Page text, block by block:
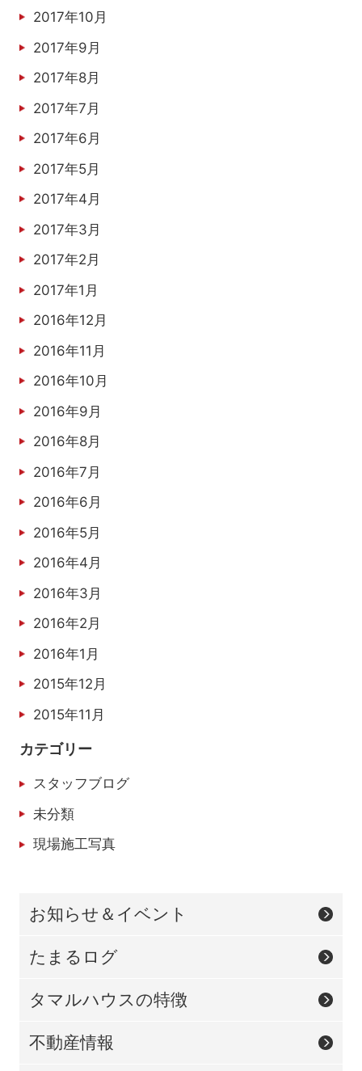
2017年10月
2017年9月
2017年8月
2017年7月
2017年6月
2017年5月
2017年4月
2017年3月
2017年2月
2017年1月
2016年12月
2016年11月
2016年10月
2016年9月
2016年8月
2016年7月
2016年6月
2016年5月
2016年4月
2016年3月
2016年2月
2016年1月
2015年12月
2015年11月
カテゴリー
スタッフブログ
未分類
現場施工写真
お知らせ＆イベント
たまるログ
タマルハウスの特徴
不動産情報